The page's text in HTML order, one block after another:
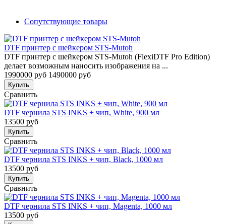
Сопутствующие товары
DTF принтер с шейкером STS-Mutoh
DTF принтер с шейкером STS-Mutoh (FlexiDTF Pro Edition)
делает возможным наносить изображения на ...
1990000 руб 1490000 руб
Купить
Сравнить
DTF чернила STS INKS + чип, White, 900 мл
13500 руб
Купить
Сравнить
DTF чернила STS INKS + чип, Black, 1000 мл
13500 руб
Купить
Сравнить
DTF чернила STS INKS + чип, Magenta, 1000 мл
13500 руб